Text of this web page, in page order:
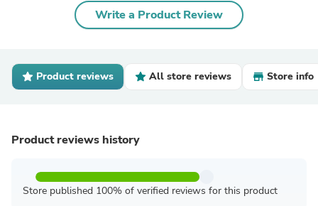
Write a Product Review
Product reviews All store reviews Store info
Product reviews history
Store published 100% of verified reviews for this product